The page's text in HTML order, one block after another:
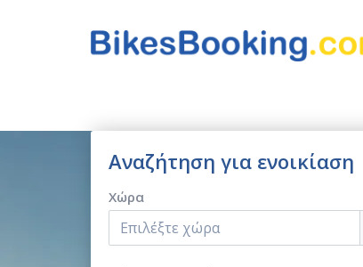
Αναζήτηση για ενοικίαση
Χώρα
Επιλέξτε χώρα